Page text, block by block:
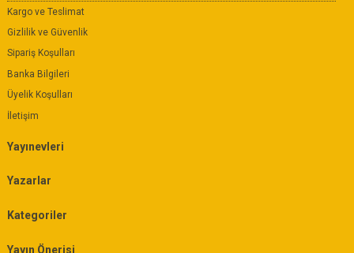
Kargo ve Teslimat
Gizlilik ve Güvenlik
Sipariş Koşulları
Banka Bilgileri
Üyelik Koşulları
İletişim
Yayınevleri
Yazarlar
Kategoriler
Yayın Önerisi